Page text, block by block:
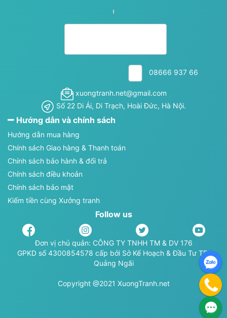
08666 937 66
xuongtranh.net@gmail.com
Số 22 Di Ái, Di Trạch, Hoài Đức, Hà Nội.
Hướng dẫn và chính sách
Hướng dẫn mua hàng
Chính sách Giao hàng & Thanh toán
Chính sách bảo hành & đổi trả
Chính sách điều khoản
Chính sách bảo mật
Kiếm tiền cùng Xưởng tranh
Follow us
Đơn vị chủ quản: CÔNG TY TNHH TM & DV 176
GPKD số 4300854578 cấp bởi Sở Kế Hoạch & Đầu Tư TP.
Quảng Ngãi
Copyright @2021 XuongTranh.net